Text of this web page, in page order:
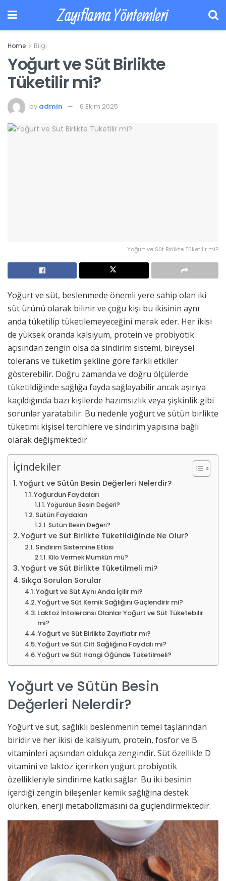
Zayıflama Yöntemleri
Home Bilgi
Yoğurt ve Süt Birlikte
Tüketilir mi?
by admin 6 Ekim 2025
Yoğurt ve Süt Birlikte Tüketilir mi?
Yoğurt ve süt, beslenmede önemli yere sahip olan iki
süt ürünü olarak bilinir ve çoğu kişi bu ikisinin aynı
anda tüketilip tüketilemeyeceğini merak eder. Her ikisi
de yüksek oranda kalsiyum, protein ve probiyotik
açısından zengin olsa da sindirim sistemi, bireysel
tolerans ve tüketim şekline göre farklı etkiler
gösterebilir. Doğru zamanda ve doğru ölçülerde
tüketildiğinde sağlığa fayda sağlayabilir ancak aşırıya
kaçıldığında bazı kişilerde hazımsızlık veya şişkinlik gibi
sorunlar yaratabilir. Bu nedenle yoğurt ve sütün birlikte
tüketimi kişisel tercihlere ve sindirim yapısına bağlı
olarak değişmektedir.
İçindekiler
Yoğurt ve Sütün Besin Değerleri Nelerdir?
Yoğurdun Faydaları
Yoğurdun Besin Değeri?
Sütün Faydaları
Sütün Besin Değeri?
Yoğurt ve Süt Birlikte Tüketildiğinde Ne Olur?
Sindirim Sistemine Etkisi
Kilo Vermek Mümkün mü?
Yoğurt ve Süt Birlikte Tüketilmeli mi?
Sıkça Sorulan Sorular
Yoğurt ve Süt Aynı Anda İçilir mi?
Yoğurt ve Süt Kemik Sağlığını Güçlendirir mi?
Laktoz İntoleransı Olanlar Yoğurt ve Süt Tüketebilir
mi?
Yoğurt ve Süt Birlikte Zayıflatır mı?
Yoğurt ve Süt Cilt Sağlığına Faydalı mı?
Yoğurt ve Süt Hangi Öğünde Tüketilmeli?
Yoğurt ve Sütün Besin
Değerleri Nelerdir?
Yoğurt ve süt, sağlıklı beslenmenin temel taşlarından
biridir ve her ikisi de kalsiyum, protein, fosfor ve B
vitaminleri açısından oldukça zengindir. Süt özellikle D
vitamini ve laktoz içerirken yoğurt probiyotik
özellikleriyle sindirime katkı sağlar. Bu iki besinin
içerdiği zengin bileşenler kemik sağlığına destek
olurken, enerji metabolizmasını da güçlendirmektedir.